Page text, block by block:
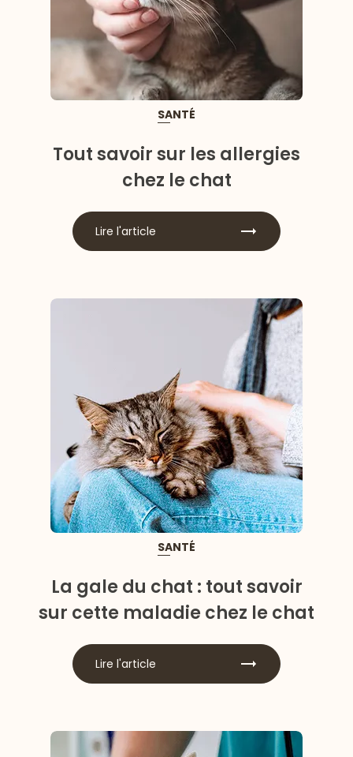
SANTÉ
Tout savoir sur les allergies
chez le chat
Lire l'article
SANTÉ
La gale du chat : tout savoir
sur cette maladie chez le chat
Lire l'article